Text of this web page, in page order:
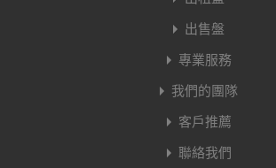
出售盤
專業服務
我們的團隊
客戶推薦
聯絡我們